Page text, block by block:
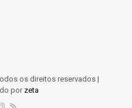
os direitos reservados |
porzeta